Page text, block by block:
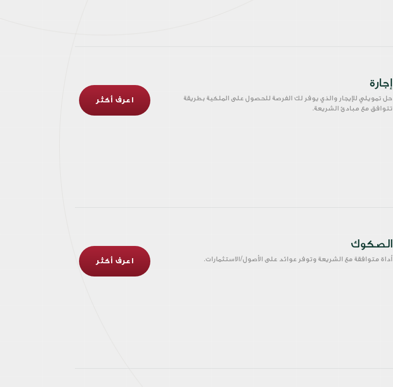
إجارة
حل تمويلي للإيجار والذي يوفر لك الفرصة للحصول على الملكية بطريقة
تتوافق مع مبادئ الشريعة.
اعرف أكثر
الصكوك
أداة متوافقة مع الشريعة وتوفر عوائد على الأصول/الاستثمارات. اعرف أكثر